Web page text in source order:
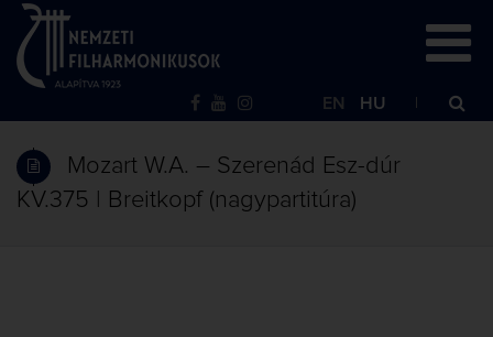
EN HU
Mozart W.A. – Szerenád Esz-dúr
KV.375 | Breitkopf (nagypartitúra)